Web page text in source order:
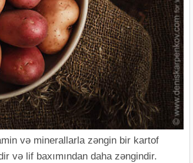
və minerallarla zəngin bir kartof
və lif baxımından daha zəngindir.